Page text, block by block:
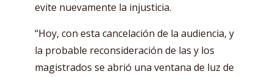
evite nuevamente la injusticia.
“Hoy, con esta cancelación de la audiencia, y
la probable reconsideración de las y los
magistrados se abrió una ventana de luz de